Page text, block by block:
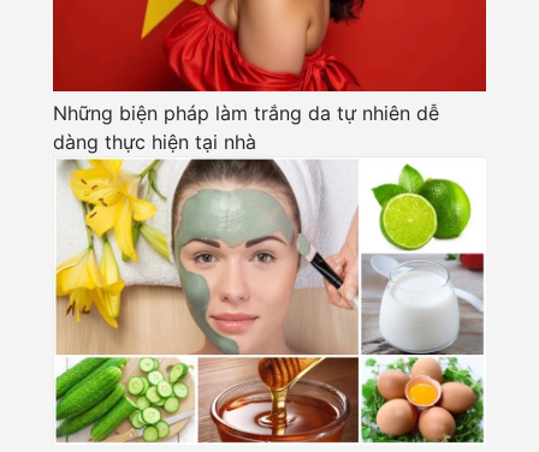
Những biện pháp làm trắng da tự nhiên dễ
dàng thực hiện tại nhà